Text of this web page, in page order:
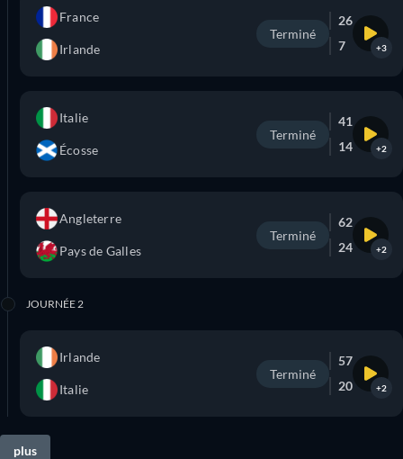
France
Irlande
Terminé
26
7
+3
Italie
Écosse
Terminé
41
14
+2
Angleterre
Pays de Galles
Terminé
62
24
+2
JOURNÉE 2
Irlande
Italie
Terminé
57
20
+2
plus